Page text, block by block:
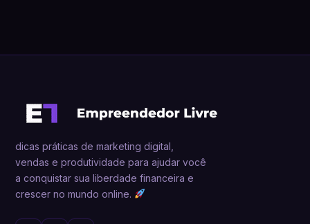
dicas práticas de marketing digital,
vendas e produtividade para ajudar você
a conquistar sua liberdade financeira e
crescer no mundo online.